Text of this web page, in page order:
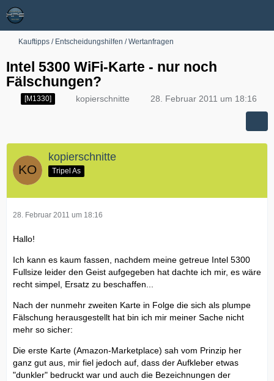
Kauftipps / Entscheidungshilfen / Wertanfragen
Intel 5300 WiFi-Karte - nur noch
Fälschungen?
[M1330] kopierschnitte 28. Februar 2011 um 18:16
kopierschnitte
Tripel As
28. Februar 2011 um 18:16
Hallo!
Ich kann es kaum fassen, nachdem meine getreue Intel 5300
Fullsize leider den Geist aufgegeben hat dachte ich mir, es wäre
recht simpel, Ersatz zu beschaffen...
Nach der nunmehr zweiten Karte in Folge die sich als plumpe
Fälschung herausgestellt hat bin ich mir meiner Sache nicht
mehr so sicher:
Die erste Karte (Amazon-Marketplace) sah vom Prinzip her
ganz gut aus, mir fiel jedoch auf, dass der Aufkleber etwas
"dunkler" bedruckt war und auch die Bezeichnungen der